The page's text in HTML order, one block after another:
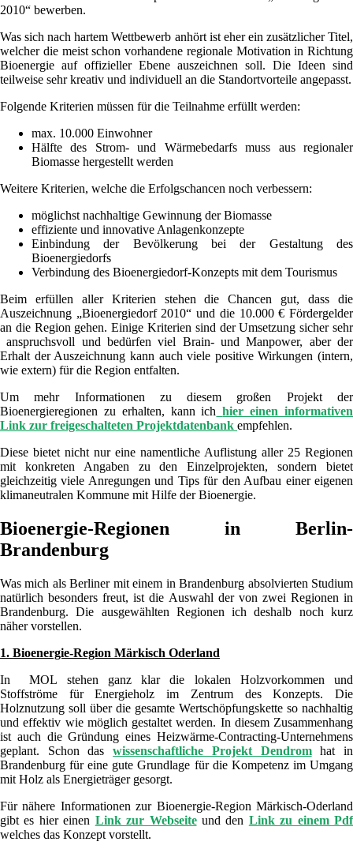
2010“ bewerben.
Was sich nach hartem Wettbewerb anhört ist eher ein zusätzlicher Titel,
welcher die meist schon vorhandene regionale Motivation in Richtung
Bioenergie auf offizieller Ebene auszeichnen soll. Die Ideen sind
teilweise sehr kreativ und individuell an die Standortvorteile angepasst.
Folgende Kriterien müssen für die Teilnahme erfüllt werden:
max. 10.000 Einwohner
Hälfte des Strom- und Wärmebedarfs muss aus regionaler
Biomasse hergestellt werden
Weitere Kriterien, welche die Erfolgschancen noch verbessern:
möglichst nachhaltige Gewinnung der Biomasse
effiziente und innovative Anlagenkonzepte
Einbindung der Bevölkerung bei der Gestaltung des
Bioenergiedorfs
Verbindung des Bioenergiedorf-Konzepts mit dem Tourismus
Beim erfüllen aller Kriterien stehen die Chancen gut, dass die
Auszeichnung „Bioenergiedorf 2010“ und die 10.000 € Fördergelder
an die Region gehen. Einige Kriterien sind der Umsetzung sicher sehr
anspruchsvoll und bedürfen viel Brain- und Manpower, aber der
Erhalt der Auszeichnung kann auch viele positive Wirkungen (intern,
wie extern) für die Region entfalten.
Um mehr Informationen zu diesem großen Projekt der
Bioenergieregionen zu erhalten, kann ich hier einen informativen
Link zur freigeschalteten Projektdatenbank empfehlen.
Diese bietet nicht nur eine namentliche Auflistung aller 25 Regionen
mit konkreten Angaben zu den Einzelprojekten, sondern bietet
gleichzeitig viele Anregungen und Tips für den Aufbau einer eigenen
klimaneutralen Kommune mit Hilfe der Bioenergie.
Bioenergie-Regionen in Berlin-
Brandenburg
Was mich als Berliner mit einem in Brandenburg absolvierten Studium
natürlich besonders freut, ist die Auswahl der von zwei Regionen in
Brandenburg. Die ausgewählten Regionen ich deshalb noch kurz
näher vorstellen.
1. Bioenergie-Region Märkisch Oderland
In MOL stehen ganz klar die lokalen Holzvorkommen und
Stoffströme für Energieholz im Zentrum des Konzepts. Die
Holznutzung soll über die gesamte Wertschöpfungskette so nachhaltig
und effektiv wie möglich gestaltet werden. In diesem Zusammenhang
ist auch die Gründung eines Heizwärme-Contracting-Unternehmens
geplant. Schon daswissenschaftliche Projekt Dendromhat in
Brandenburg für eine gute Grundlage für die Kompetenz im Umgang
mit Holz als Energieträger gesorgt.
Für nähere Informationen zur Bioenergie-Region Märkisch-Oderland
gibt es hier einen Link zur Webseiteund den Link zu einem Pdf
welches das Konzept vorstellt.